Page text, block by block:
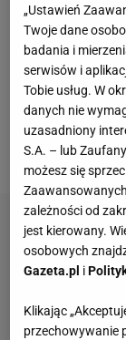
Uprawiał za
lidze
urósł do 203
koszykarskiej.
stanu,
„Ustawień
Twoje dane
badania i
serwisów i
Tobie usług. W
danych nie
uzasadniony
S.A. – lub
możesz się
zależności od
jest kierowany.
osobowych
Gazeta.pl i
Klikając
przechowywanie